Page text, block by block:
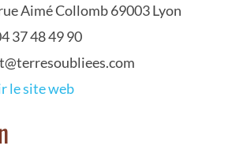
Aimé Collomb 69003 Lyon
37 48 49 90
le site web